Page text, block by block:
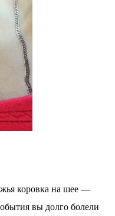
коровка на шее —
вы долго болели